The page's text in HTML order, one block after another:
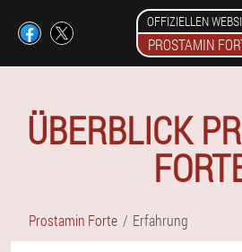
OFFIZIELLEN
PROSTAMIN
ÜBERBLICK
Prostamin Forte Erfahrung